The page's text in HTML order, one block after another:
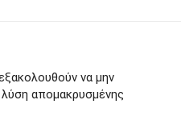
να μην
απομακρυσμένης